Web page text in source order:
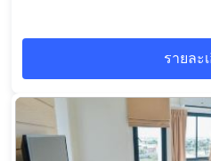
ดื่ม ราคาไม่แพง อยู่ใกล้ข้าวต้มแน
รายละ